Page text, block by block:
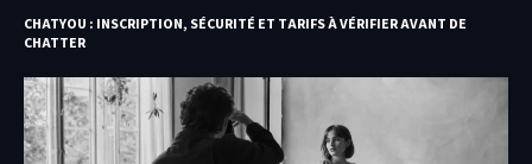
CHATYOU : INSCRIPTION, SÉCURITÉ ET TARIFS À VÉRIFIER AVANT DE
CHATTER